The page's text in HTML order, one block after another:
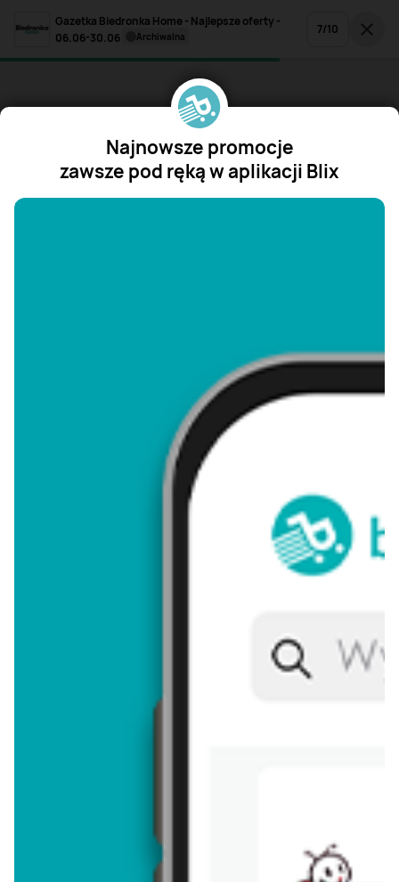
Gazetka Biedronka Home - Najlepsze oferty -
06.06-30.06
archiwalna 7/10
Najnowsze promocje
zawsze pod ręką w aplikacji Blix
"/>